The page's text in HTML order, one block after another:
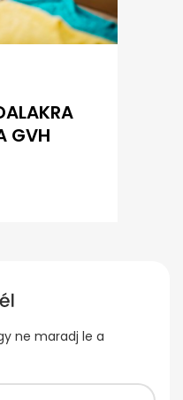
GVH
ne maradj le a